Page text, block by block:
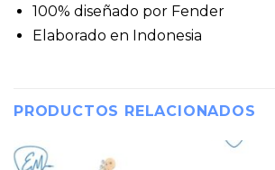
100% diseñado por Fender
Elaborado en Indonesia
PRODUCTOS RELACIONADOS